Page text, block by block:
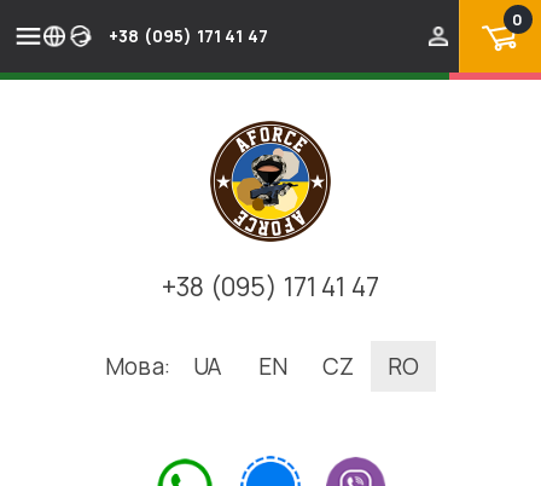
+38 (095) 171 41 47
0
+38 (095) 171 41 47
Мова: UA EN CZ RO